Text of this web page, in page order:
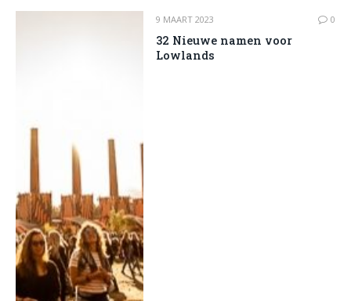
9 MAART 2023 0
32 Nieuwe namen voor
Lowlands